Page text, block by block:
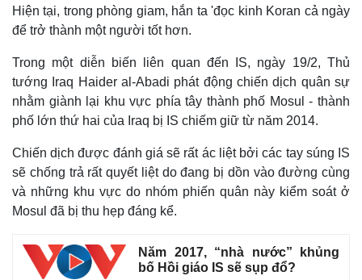
Hiện tại, trong phòng giam, hắn ta 'đọc kinh Koran cả ngày
để trở thành một người tốt hơn.
Trong một diễn biến liên quan đến IS, ngày 19/2, Thủ
tướng Iraq Haider al-Abadi phát động chiến dịch quân sự
nhằm giành lại khu vực phía tây thành phố Mosul - thành
phố lớn thứ hai của Iraq bị IS chiếm giữ từ năm 2014.
Chiến dịch được đánh giá sẽ rất ác liệt bởi các tay súng IS
sẽ chống trả rất quyết liệt do đang bị dồn vào đường cùng
và những khu vực do nhóm phiến quân này kiểm soát ở
Mosul đã bị thu hẹp đáng kể.
Năm 2017, “nhà nước” khủng
bố Hồi giáo IS sẽ sụp đổ?